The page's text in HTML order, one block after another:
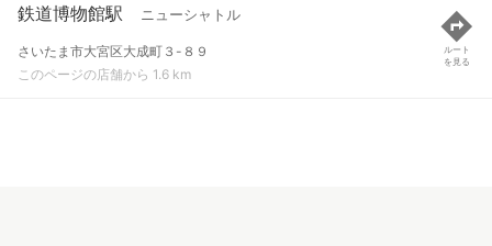
鉄道博物館駅 ニューシャトル
さいたま市大宮区大成町３-８９
このページの店舗から 1.6 km
ルート
を見る